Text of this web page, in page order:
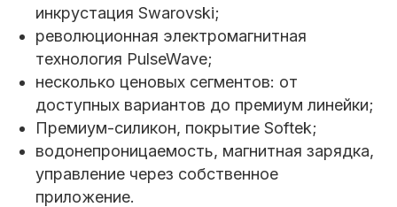
инкрустация Swarovski;
революционная электромагнитная
технология PulseWave;
несколько ценовых сегментов: от
доступных вариантов до премиум линейки;
Премиум-силикон, покрытие Softek;
водонепроницаемость, магнитная зарядка,
управление через собственное
приложение.